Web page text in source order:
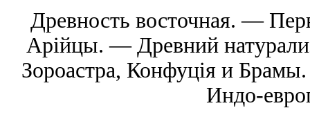
Древность восточная. —
Арiйцы. — Древний
Зороастра, Конфуцiя и
Индо-